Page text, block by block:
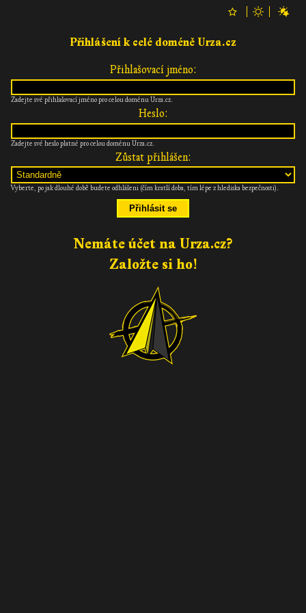
Přihlášení k celé doméně Urza.cz
Přihlašovací jméno:
Zadejte své přihlašovací jméno pro celou doménu Urza.cz.
Heslo:
Zadejte své heslo platné pro celou doménu Urza.cz.
Zůstat přihlášen:
Vyberte, po jak dlouhé době budete odhlášeni (čím kratší doba, tím lépe z hlediska bezpečnosti).
Nemáte účet na Urza.cz?
Založte si ho!